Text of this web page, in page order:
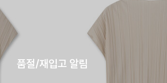
품절/재입고 알림